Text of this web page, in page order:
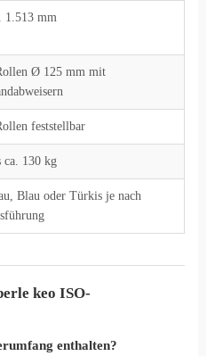
1.513 mm
Ø 125 mm mit
feststellbar
ca. 130 kg
Blau oder Türkis je nach
keo ISO-
enthalten?